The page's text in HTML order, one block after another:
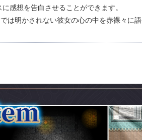
感想を告白させることができます。
は明かされない彼女の心の中を赤裸々に